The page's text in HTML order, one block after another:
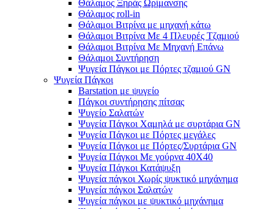
Θάλαμος Ξηράς Ωρίμανσης
Θάλαμος roll-in
Θάλαμοι Βιτρίνα με μηχανή κάτω
Θάλαμοι Βιτρίνα Με 4 Πλευρές Τζαμιού
Θάλαμοι Βιτρίνα Με Μηχανή Επάνω
Θάλαμοι Συντήρηση
Ψυγεία Πάγκοι με Πόρτες τζαμιού GN
Ψυγεία Πάγκοι
Barstation με ψυγείο
Πάγκοι συντήρησης πίτσας
Ψυγείο Σαλατών
Ψυγεία Πάγκοι Χαμηλά με συρτάρια GN
Ψυγεία Πάγκοι με Πόρτες μεγάλες
Ψυγεία Πάγκοι με Πόρτες/Συρτάρια GN
Ψυγεία Πάγκοι Με γούρνα 40Χ40
Ψυγεία Πάγκοι Κατάψυξη
Ψυγεία πάγκοι Χωρίς ψυκτικό μηχάνημα
Ψυγεία πάγκοι Σαλατών
Ψυγεία πάγκοι με ψυκτικό μηχάνημα